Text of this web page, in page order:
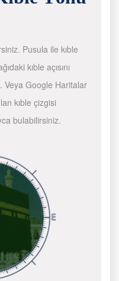
Pusula ile kıble
kıble açısını
Veya Google Haritalar
kıble çizgisi
bulabilirsiniz.